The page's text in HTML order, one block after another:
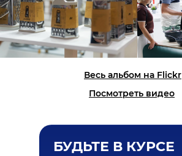
Посмотреть видео
Весь альбом на Flickr
БУДЬТЕ В КУРСЕ